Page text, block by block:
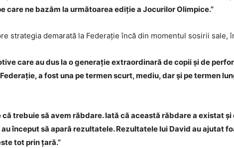
care ne bazăm la următoarea ediție a Jocurilor Olimpice.”
strategia demarată la Federație încă din momentul sosirii sale,
care au dus la o generație extraordinară de copii și de
a fost una pe termen scurt, mediu, dar și pe termen
trebuie să avem răbdare. Iată că această răbdare a existat
început să apară rezultatele. Rezultatele lui David au ajutat
tot prin țară.”